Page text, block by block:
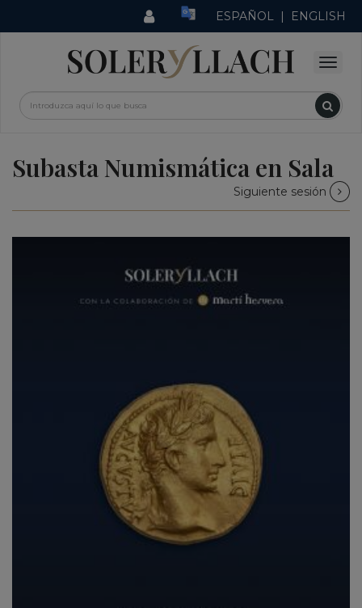
ESPAÑOL | ENGLISH
Subasta Numismática en Sala
Siguiente sesión